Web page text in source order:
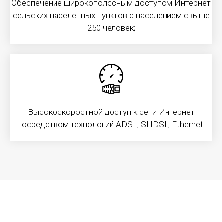
Обеспечение широкополосным доступом Интернет
сельских населенных пунктов с населением свыше
250 человек;
Высокоскоростной доступ к сети Интернет
посредством технологий ADSL, SHDSL, Ethernet.
Телефонная связь – первый в своем роде тип
оперативной связи. Используется как для
передачи аналоговых сообщений, так цифровых и
Подробнее